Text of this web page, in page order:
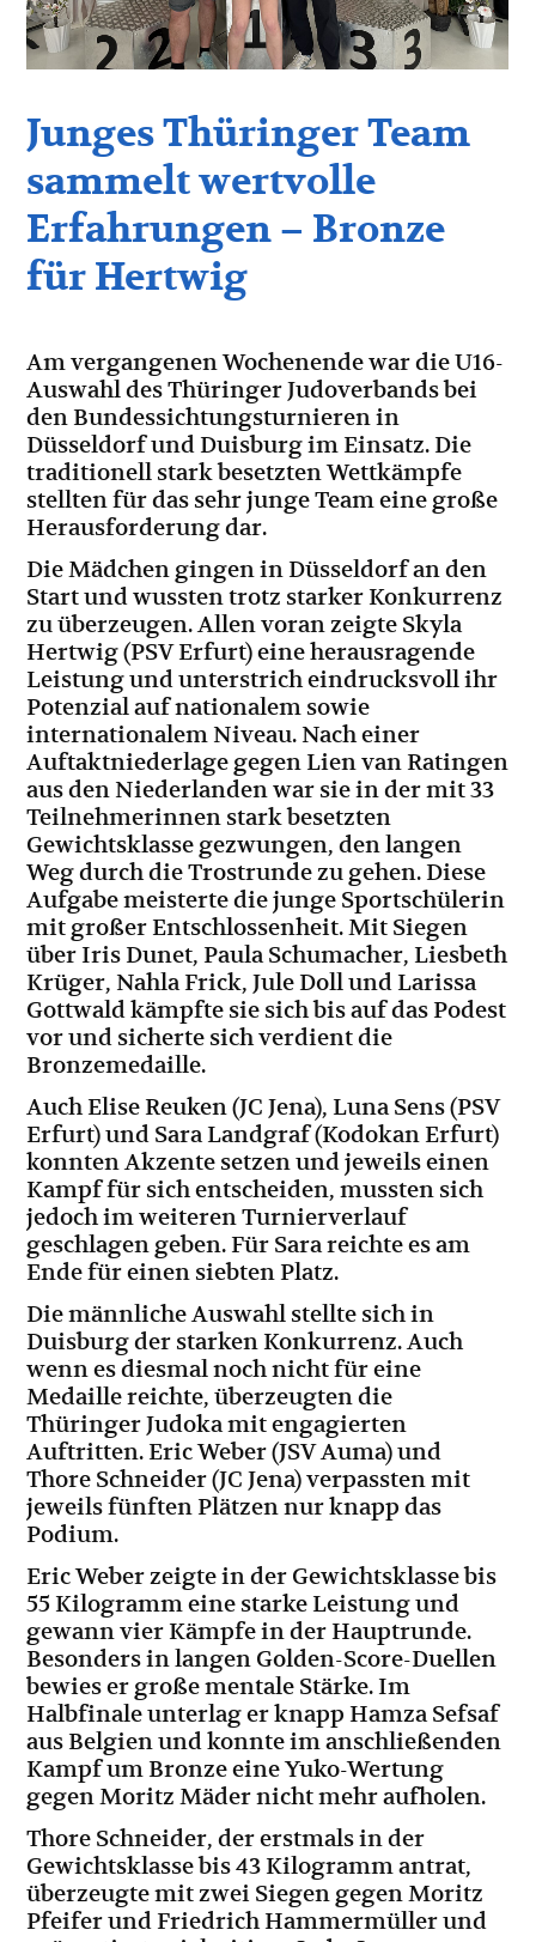
Junges Thüringer Team
sammelt wertvolle
Erfahrungen – Bronze
für Hertwig
Am vergangenen Wochenende war die U16-
Auswahl des Thüringer Judoverbands bei
den Bundessichtungsturnieren in
Düsseldorf und Duisburg im Einsatz. Die
traditionell stark besetzten Wettkämpfe
stellten für das sehr junge Team eine große
Herausforderung dar.
Die Mädchen gingen in Düsseldorf an den
Start und wussten trotz starker Konkurrenz
zu überzeugen. Allen voran zeigte Skyla
Hertwig (PSV Erfurt) eine herausragende
Leistung und unterstrich eindrucksvoll ihr
Potenzial auf nationalem sowie
internationalem Niveau. Nach einer
Auftaktniederlage gegen Lien van Ratingen
aus den Niederlanden war sie in der mit 33
Teilnehmerinnen stark besetzten
Gewichtsklasse gezwungen, den langen
Weg durch die Trostrunde zu gehen. Diese
Aufgabe meisterte die junge Sportschülerin
mit großer Entschlossenheit. Mit Siegen
über Iris Dunet, Paula Schumacher, Liesbeth
Krüger, Nahla Frick, Jule Doll und Larissa
Gottwald kämpfte sie sich bis auf das Podest
vor und sicherte sich verdient die
Bronzemedaille.
Auch Elise Reuken (JC Jena), Luna Sens (PSV
Erfurt) und Sara Landgraf (Kodokan Erfurt)
konnten Akzente setzen und jeweils einen
Kampf für sich entscheiden, mussten sich
jedoch im weiteren Turnierverlauf
geschlagen geben. Für Sara reichte es am
Ende für einen siebten Platz.
Die männliche Auswahl stellte sich in
Duisburg der starken Konkurrenz. Auch
wenn es diesmal noch nicht für eine
Medaille reichte, überzeugten die
Thüringer Judoka mit engagierten
Auftritten. Eric Weber (JSV Auma) und
Thore Schneider (JC Jena) verpassten mit
jeweils fünften Plätzen nur knapp das
Podium.
Eric Weber zeigte in der Gewichtsklasse bis
55 Kilogramm eine starke Leistung und
gewann vier Kämpfe in der Hauptrunde.
Besonders in langen Golden-Score-Duellen
bewies er große mentale Stärke. Im
Halbfinale unterlag er knapp Hamza Sefsaf
aus Belgien und konnte im anschließenden
Kampf um Bronze eine Yuko-Wertung
gegen Moritz Mäder nicht mehr aufholen.
Thore Schneider, der erstmals in der
Gewichtsklasse bis 43 Kilogramm antrat,
überzeugte mit zwei Siegen gegen Moritz
Pfeifer und Friedrich Hammermüller und